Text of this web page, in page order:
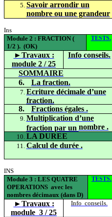
Savoir arrondir un
nombre ou une grandeur
Ins
Module 2 : FRACTION (
1/2 ). (OK)
TESTS.
►Travaux :
module 2 / 25
Info conseils.
SOMMAIRE
6.
La fraction.
Ecriture décimale d’une
fraction.
8. Fractions égales .
Multiplication d’une
fraction par un nombre .
LA DUREE
Calcul de durée .
INS
Module 3 : LES QUATRE
OPERATIONS avec les
nombres décimaux (dans D)
TESTS.
►Travaux :
module 3 / 25
Info conseils.